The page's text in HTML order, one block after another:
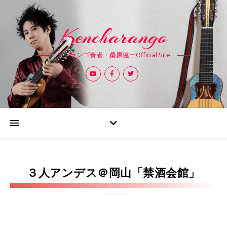
Kencharango
チャランゴ奏者・桑原健一Official Site
３人アンデス＠岡山「禁酒会館」